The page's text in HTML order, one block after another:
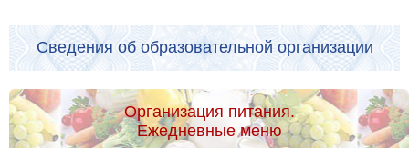
Сведения об образовательной организации
Организация питания.
Ежедневные меню